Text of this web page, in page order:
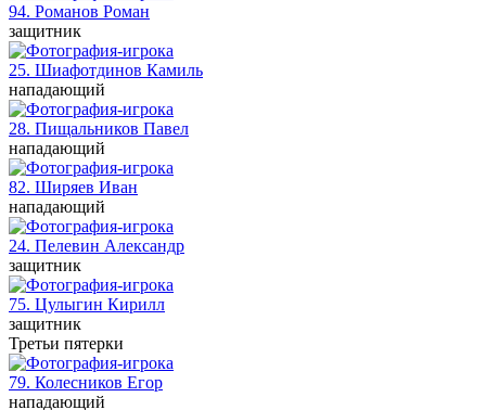
94. Романов Роман
защитник
25. Шиафотдинов Камиль
нападающий
28. Пищальников Павел
нападающий
82. Ширяев Иван
нападающий
24. Пелевин Александр
защитник
75. Цулыгин Кирилл
защитник
Третьи пятерки
79. Колесников Егор
нападающий